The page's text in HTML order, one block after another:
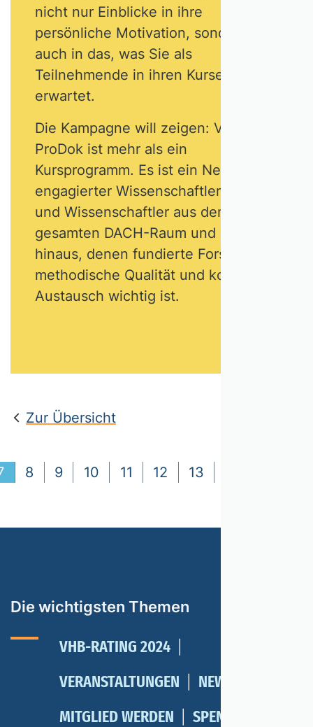
nicht nur Einblicke in ihre
persönliche Motivation, sondern
auch in das, was Sie als
Teilnehmende in ihren Kursen
erwartet.
Die Kampagne will zeigen: VHB
ProDok ist mehr als ein
Kursprogramm. Es ist ein Netzwerk
engagierter Wissenschaftlerinnen
und Wissenschaftler aus dem
gesamten DACH-Raum und darüber
hinaus, denen fundierte Forschung,
methodische Qualität und kollegialer
Austausch wichtig ist.
Zur Übersicht
8 9 10 11 12 13
Die wichtigsten Themen
VHB-RATING 2024
VERANSTALTUNGEN
NEWSLETTER
MITGLIED WERDEN
SPENDEN